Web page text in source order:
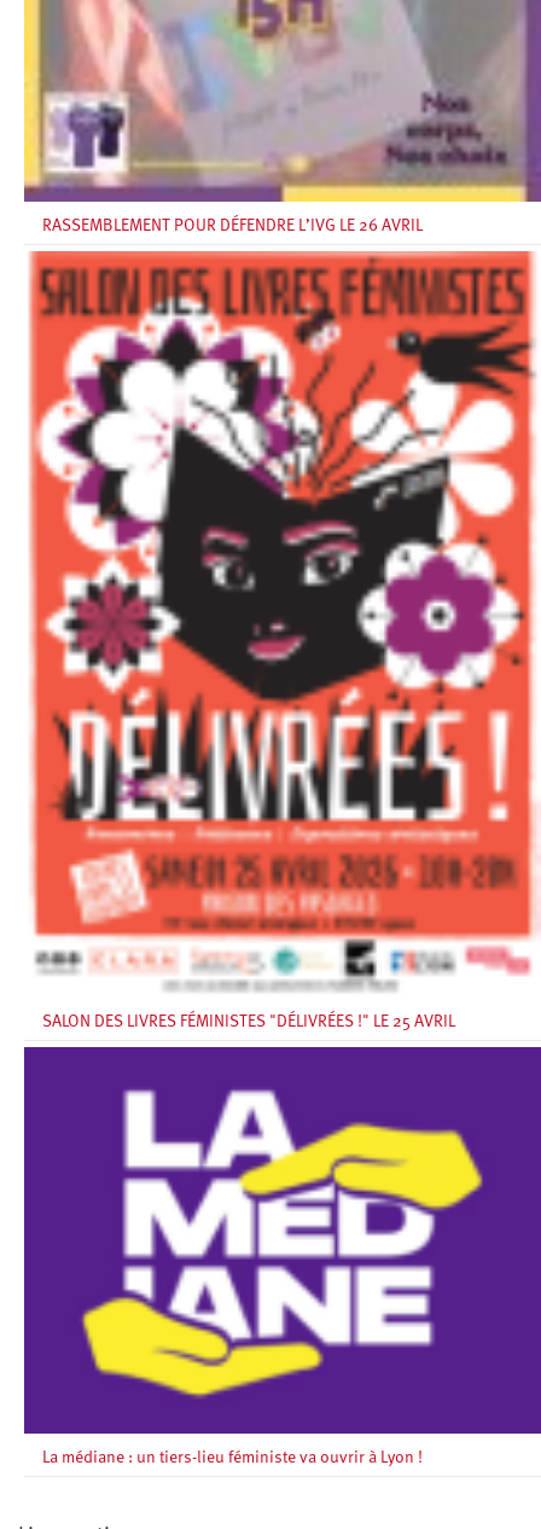
RASSEMBLEMENT POUR DÉFENDRE L’IVG LE 26 AVRIL
SALON DES LIVRES FÉMINISTES "DÉLIVRÉES !" LE 25 AVRIL
La médiane : un tiers-lieu féministe va ouvrir à Lyon !